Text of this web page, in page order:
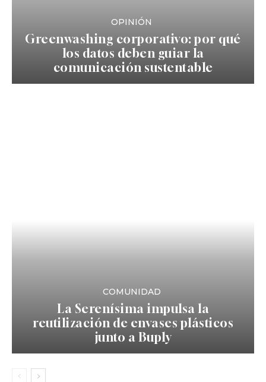
OPINIÓN
Greenwashing corporativo: por qué
los datos deben guiar la
comunicación sustentable
COMUNIDAD
La Serenísima impulsa la
reutilización de envases plásticos
junto a Buply